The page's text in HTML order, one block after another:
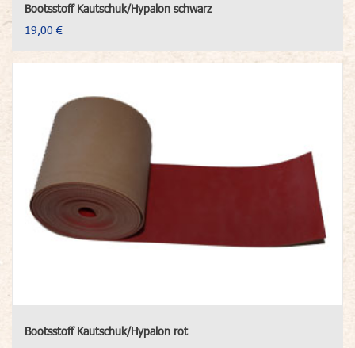
Bootsstoff Kautschuk/Hypalon schwarz
19,00 €
Bootsstoff Kautschuk/Hypalon rot